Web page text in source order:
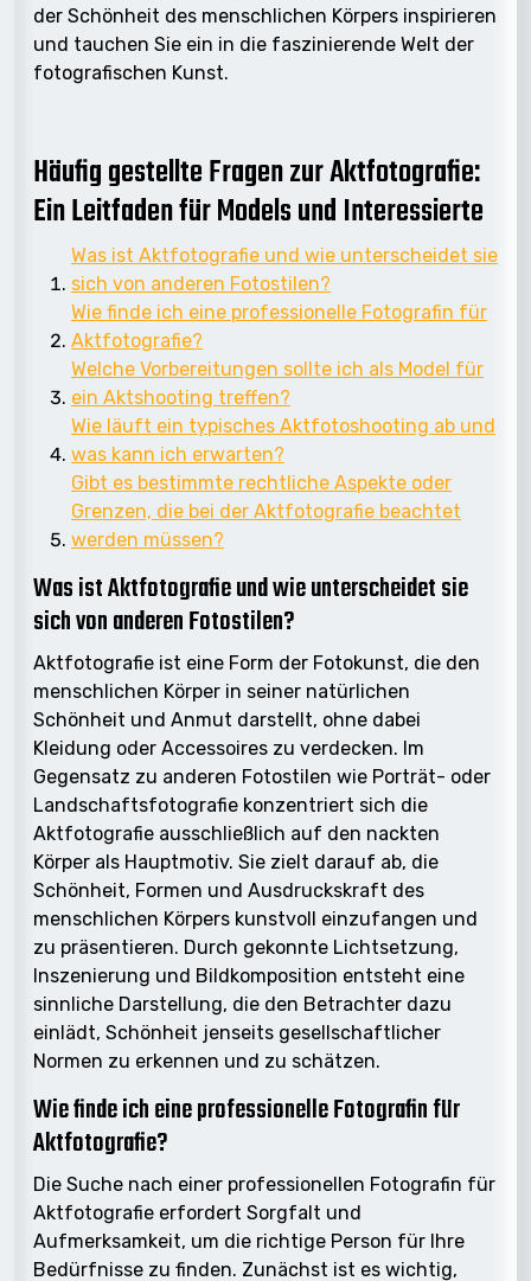
der Schönheit des menschlichen Körpers inspirieren
und tauchen Sie ein in die faszinierende Welt der
fotografischen Kunst.
Häufig gestellte Fragen zur Aktfotografie:
Ein Leitfaden für Models und Interessierte
Was ist Aktfotografie und wie unterscheidet sie
sich von anderen Fotostilen?
Wie finde ich eine professionelle Fotografin für
Aktfotografie?
Welche Vorbereitungen sollte ich als Model für
ein Aktshooting treffen?
Wie läuft ein typisches Aktfotoshooting ab und
was kann ich erwarten?
Gibt es bestimmte rechtliche Aspekte oder
Grenzen, die bei der Aktfotografie beachtet
werden müssen?
Was ist Aktfotografie und wie unterscheidet sie
sich von anderen Fotostilen?
Aktfotografie ist eine Form der Fotokunst, die den
menschlichen Körper in seiner natürlichen
Schönheit und Anmut darstellt, ohne dabei
Kleidung oder Accessoires zu verdecken. Im
Gegensatz zu anderen Fotostilen wie Porträt- oder
Landschaftsfotografie konzentriert sich die
Aktfotografie ausschließlich auf den nackten
Körper als Hauptmotiv. Sie zielt darauf ab, die
Schönheit, Formen und Ausdruckskraft des
menschlichen Körpers kunstvoll einzufangen und
zu präsentieren. Durch gekonnte Lichtsetzung,
Inszenierung und Bildkomposition entsteht eine
sinnliche Darstellung, die den Betrachter dazu
einlädt, Schönheit jenseits gesellschaftlicher
Normen zu erkennen und zu schätzen.
Wie finde ich eine professionelle Fotografin für
Aktfotografie?
Die Suche nach einer professionellen Fotografin für
Aktfotografie erfordert Sorgfalt und
Aufmerksamkeit, um die richtige Person für Ihre
Bedürfnisse zu finden. Zunächst ist es wichtig,